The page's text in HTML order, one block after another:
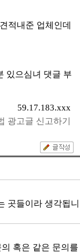
적내준 업체인데
있으심녀 댓글 부
59.17.183.xxx
광고글 신고하기
곳들이라 생각됩니
혹은 같은 문의를